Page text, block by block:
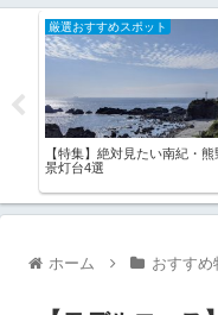
厳選おすすめスポット
【特集】絶対見たい南紀・熊
景灯台4選
ホーム おすすめ